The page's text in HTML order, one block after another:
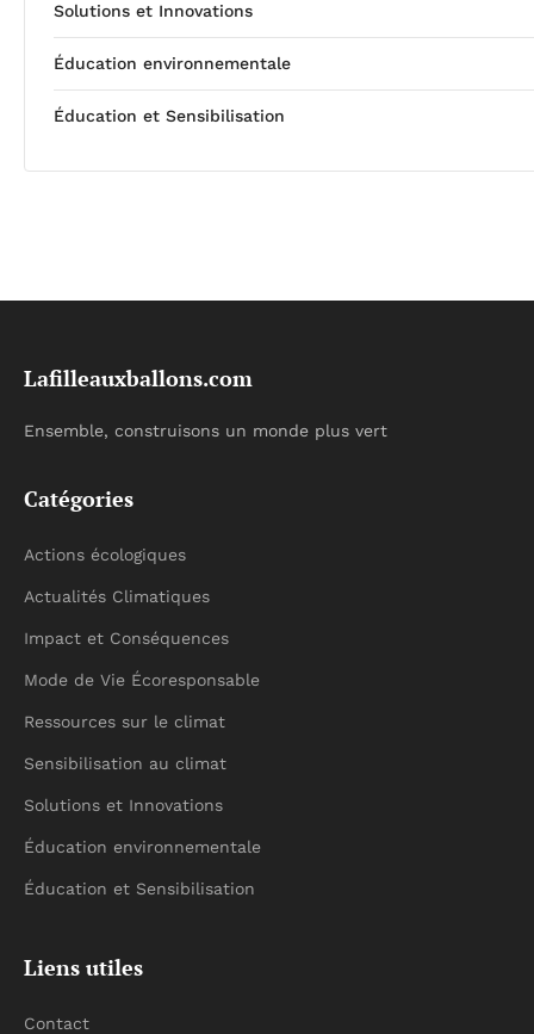
Solutions et Innovations
Éducation environnementale
Éducation et Sensibilisation
Lafilleauxballons.com
Ensemble, construisons un monde plus vert
Catégories
Actions écologiques
Actualités Climatiques
Impact et Conséquences
Mode de Vie Écoresponsable
Ressources sur le climat
Sensibilisation au climat
Solutions et Innovations
Éducation environnementale
Éducation et Sensibilisation
Liens utiles
Contact